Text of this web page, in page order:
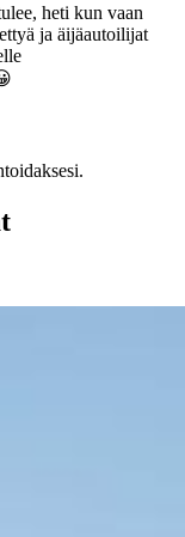
heti kun vaan
ja äijäautoilijat